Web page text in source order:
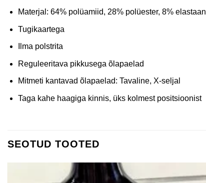
Materjal: 64% polüamiid, 28% polüester, 8% elastaan
Tugikaartega
Ilma polstrita
Reguleeritava pikkusega õlapaelad
Mitmeti kantavad õlapaelad: Tavaline, X-seljal
Taga kahe haagiga kinnis, üks kolmest positsioonist
SEOTUD TOOTED